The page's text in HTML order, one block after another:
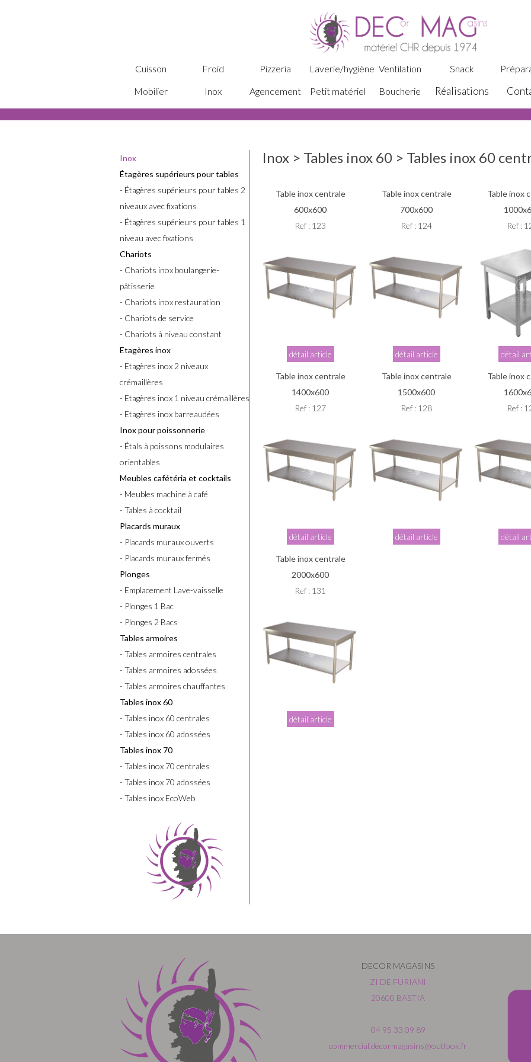
Cuisson Froid Pizzeria Laverie/hygiène Ventilation Snack
Mobilier
Inox Agencement Petit matériel Boucherie Réalisations
Inox
Étagères supérieurs pour tables
- Étagères supérieurs pour tables 2
niveaux avec fixations
- Étagères supérieurs pour tables 1
niveau avec fixations
Chariots
- Chariots inox boulangerie-
pâtisserie
- Chariots inox restauration
- Chariots de service
- Chariots à niveau constant
Etagères inox
- Etagères inox 2 niveaux
crémaillères
- Etagères inox 1 niveau crémaillères
- Etagères inox barreaudées
Inox pour poissonnerie
- Étals à poissons modulaires
orientables
Meubles cafétéria et cocktails
- Meubles machine à café
- Tables à cocktail
Placards muraux
- Placards muraux ouverts
- Placards muraux fermés
Plonges
- Emplacement Lave-vaisselle
- Plonges 1 Bac
- Plonges 2 Bacs
Tables armoires
- Tables armoires centrales
- Tables armoires adossées
- Tables armoires chauffantes
Tables inox 60
- Tables inox 60 centrales
- Tables inox 60 adossées
Tables inox 70
- Tables inox 70 centrales
- Tables inox 70 adossées
- Tables inox EcoWeb
Inox > Tables inox 60 > Tables inox 60
Table inox centrale
600x600
Ref : 123
détail article
Table inox centrale
700x600
Ref : 124
détail article
Table inox
Ref :
détail
Table inox centrale
1400x600
Ref : 127
détail article
Table inox centrale
1500x600
Ref : 128
détail article
Table inox
Ref :
détail
Table inox centrale
2000x600
Ref : 131
détail article
DECOR MAGASINS
ZI DE FURIANI
20600 BASTIA
04 95 33 09 89
commercial.decormagasins@outlook.fr